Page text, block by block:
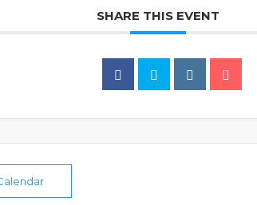
SHARE THIS EVENT